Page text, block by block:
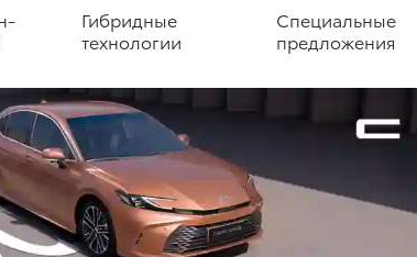
Гибридные
технологии
Специальные
предложения